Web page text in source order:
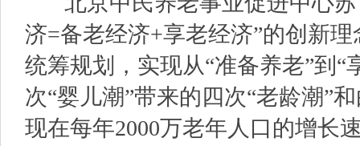
济=备老经济+享老经济”的创新
统筹规划，实现从“准备养老”到
次“婴儿潮”带来的四次“老龄潮”
现在每年2000万老年人口的增长